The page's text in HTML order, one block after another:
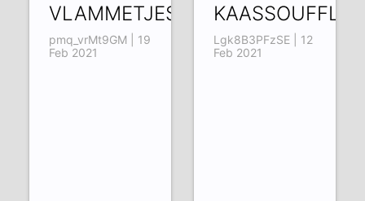
VLAMMETJES
pmq_vrMt9GM | 19
Feb 2021
KAASSOUFFLÉ
Lgk8B3PFzSE | 12
Feb 2021